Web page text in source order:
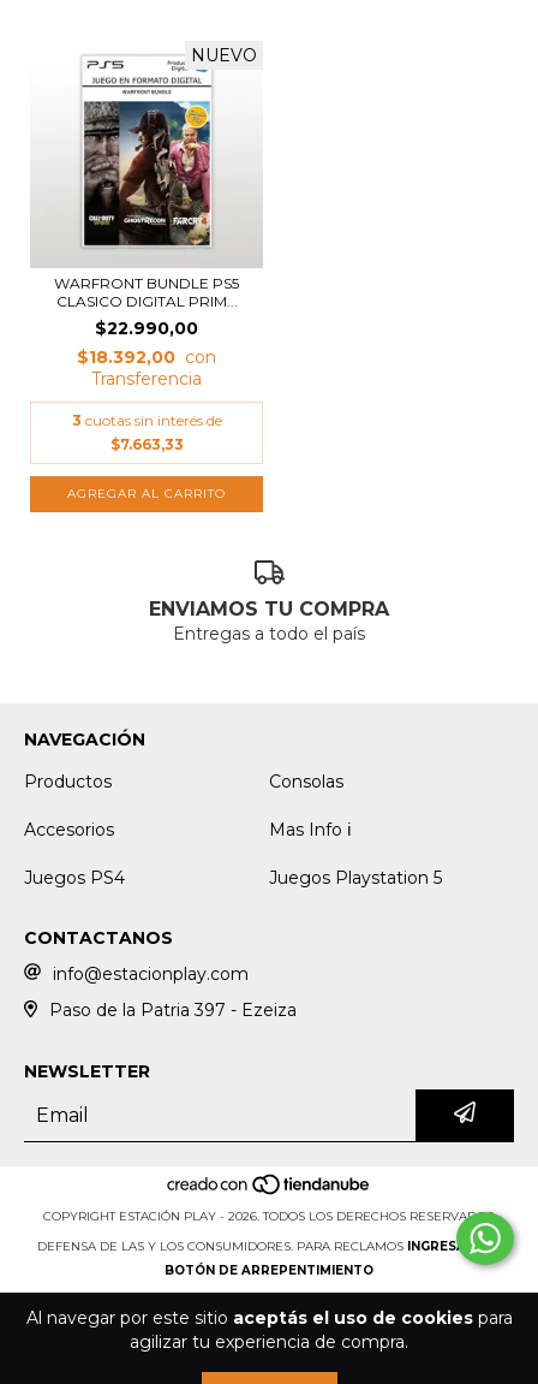
Al navegar por este sitio aceptás el uso de cookiespara
agilizar tu experiencia de compra.
NUEVO
WARFRONT BUNDLE PS5
CLASICO DIGITAL PRIM...
$22.990,00
$18.392,00
3 cuotas sin interés de
$7.663,33
ENVIAMOS TU COMPRA
Entregas a todo el país
NAVEGACIÓN
Productos
Consolas
Accesorios Mas Info ℹ️
Juegos PS4 Juegos Playstation 5
CONTACTANOS
info@estacionplay.com
Paso de la Patria 397 - Ezeiza
NEWSLETTER
COPYRIGHT ESTACIÓN PLAY - 2026. TODOS LOS DERECHOS RESERVADOS.
DEFENSA DE LAS Y LOS CONSUMIDORES. PARA RECLAMOS INGRESÁ ACÁ.
BOTÓN DE ARREPENTIMIENTO